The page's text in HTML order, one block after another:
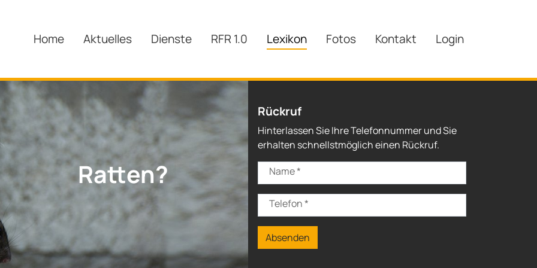
Home Aktuelles Dienste RFR 1.0 Lexikon Fotos Kontakt Login
Ratten?
Wespen?
Rückruf
Hinterlassen Sie Ihre Telefonnummer und Sie
erhalten schnellstmöglich einen Rückruf.
Name*
Telefon*
Absenden